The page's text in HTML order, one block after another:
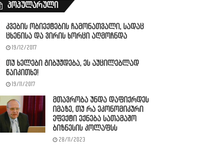
პოპულარული
კვების ობიექტების ჩამონათვალი, სადაც
ცხენისა და ვირის ხორცი აღმოჩნდა
19/12/2017
თუ ხელები გიბუჟდება, ეს აუცილებლად
წაიკითხე!
19/11/2017
მთავრობა უნდა დაფიქრდეს
იმაზე, თუ რა ეკონომიკური
ეფექტი ექნება სათამაშო
ბიზნესის კოლაფსს
28/11/2023